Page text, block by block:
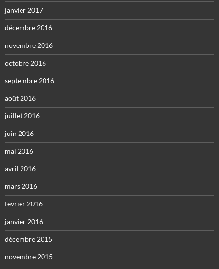
janvier 2017
décembre 2016
novembre 2016
octobre 2016
septembre 2016
août 2016
juillet 2016
juin 2016
mai 2016
avril 2016
mars 2016
février 2016
janvier 2016
décembre 2015
novembre 2015